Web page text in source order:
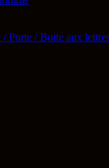
Porte / Boite aux